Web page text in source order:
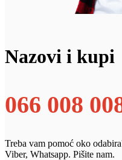
Nazovi i kupi
066 008
Treba vam pomoć oko
Viber, Whatsapp. Pišite nam.